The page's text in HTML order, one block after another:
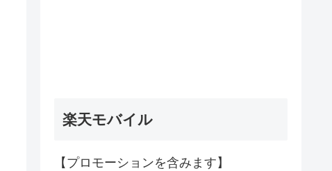
楽天モバイル
【プロモーションを含みます】